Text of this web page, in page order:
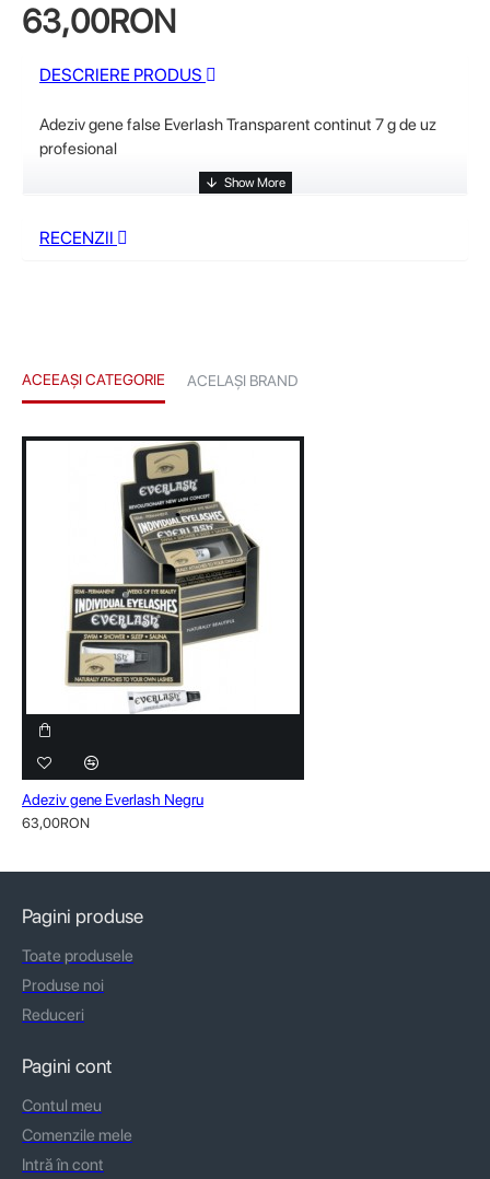
63,00RON
DESCRIERE PRODUS
Adeziv gene false Everlash Transparent continut 7 g de uz
profesional
RECENZII
ACEEAȘI CATEGORIE ACELAȘI BRAND
Adeziv gene Everlash Negru
63,00RON
Pagini produse
Toate produsele
Produse noi
Reduceri
Pagini cont
Contul meu
Comenzile mele
Intră în cont